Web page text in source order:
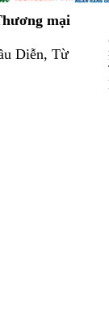
mại
Diễn, Từ